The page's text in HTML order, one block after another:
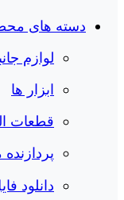
دسته های
لوازم
ابزار ها
قطعات
پردازنده
دانلود